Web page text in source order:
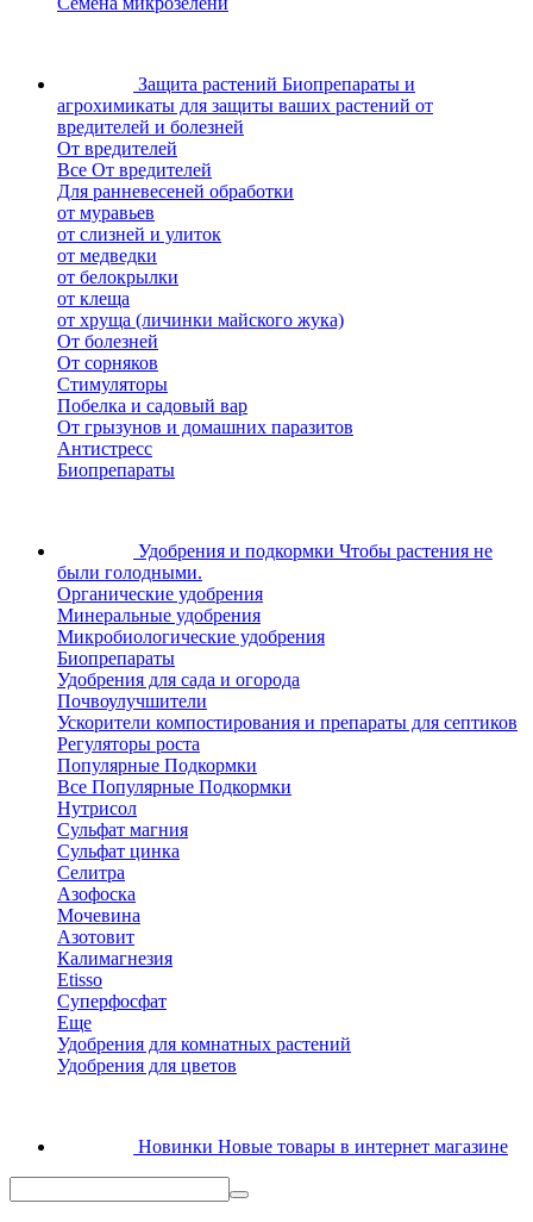
Защита растений Биопрепараты и
агрохимикаты для защиты ваших растений от
вредителей и болезней
От вредителей
Все От вредителей
Для ранневесеней обработки
от муравьев
от слизней и улиток
от медведки
от белокрылки
от клеща
от хруща (личинки майского жука)
От болезней
От сорняков
Стимуляторы
Побелка и садовый вар
От грызунов и домашних паразитов
Антистресс
Биопрепараты
Удобрения и подкормки Чтобы растения не
были голодными.
Органические удобрения
Минеральные удобрения
Микробиологические удобрения
Биопрепараты
Удобрения для сада и огорода
Почвоулучшители
Ускорители компостирования и препараты для септиков
Регуляторы роста
Популярные Подкормки
Все Популярные Подкормки
Нутрисол
Сульфат магния
Сульфат цинка
Селитра
Азофоска
Мочевина
Азотовит
Калимагнезия
Etisso
Суперфосфат
Еще
Удобрения для комнатных растений
Удобрения для цветов
Новинки Новые товары в интернет магазине